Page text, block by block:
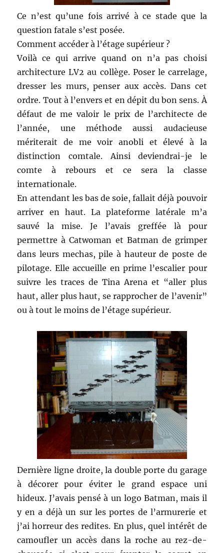
Ce n’est qu’une fois arrivé à ce stade que la
question fatale s’est posée.
Comment accéder à l’étage supérieur ?
Voilà ce qui arrive quand on n’a pas choisi
architecture LV2 au collège. Poser le carrelage,
dresser les murs, penser aux accès. Dans cet
ordre. Tout à l’envers et en dépit du bon sens. À
défaut de me valoir le prix de l’architecte de
l’année, une méthode aussi audacieuse
mériterait de me voir anobli et élevé à la
distinction comtale. Ainsi deviendrai-je le
comte à rebours et ce sera la classe
internationale.
En attendant les bas de soie, fallait déjà pouvoir
arriver en haut. La plateforme latérale m’a
sauvé la mise. Je l’avais greffée là pour
permettre à Catwoman et Batman de grimper
dans leurs mechas, pile à hauteur de poste de
pilotage. Elle accueille en prime l’escalier pour
suivre les traces de Tina Arena et “aller plus
haut, aller plus haut, se rapprocher de l’avenir”
ou à tout le moins de l’étage supérieur.
Dernière ligne droite, la double porte du garage
à décorer pour éviter le grand espace uni
hideux. J’avais pensé à un logo Batman, mais il
y en a déjà un sur les portes de l’armurerie et
j’ai horreur des redites. En plus, quel intérêt de
camoufler un accès dans la roche au rez-de-